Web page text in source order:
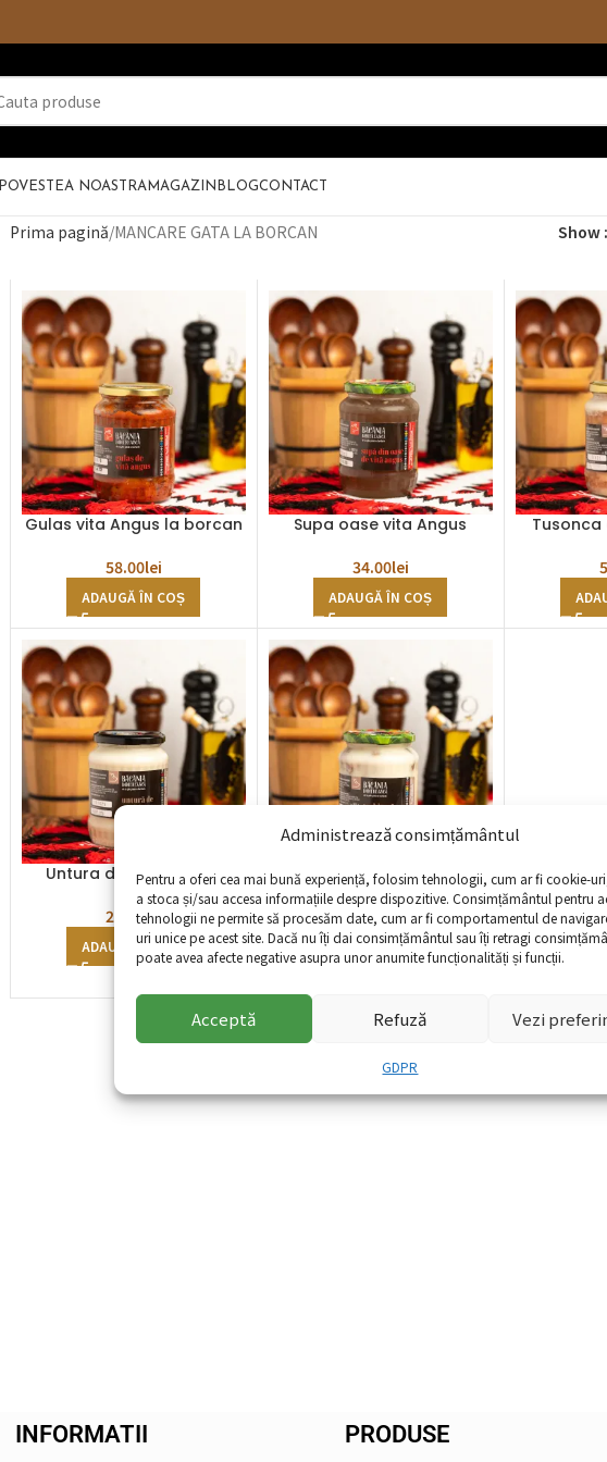
Administrează consimțământul
Pentru a oferi cea mai bună experiență, folosim tehnologii, cum ar fi cookie-
a stoca și/sau accesa informațiile despre dispozitive. Consimțământul pentru
tehnologii ne permite să procesăm date, cum ar fi comportamentul de
uri unice pe acest site. Dacă nu îți dai consimțământul sau îți retragi
poate avea afecte negative asupra unor anumite funcționalități și funcții.
Acceptă Refuză Vezi
GDPR
POVESTEA NOASTRA MAGAZIN BLOGCONTACT
Prima pagină MANCARE GATA LA BORCAN Show
Gulas vita Angus la borcan
58.00lei
ADAUGĂ ÎN COȘ
Supa oase vita Angus
34.00lei
ADAUGĂ ÎN COȘ
Tusonca
Untura de porc Bazna
29.00lei
ADAUGĂ ÎN COȘ
Tochitura la borcan
53.00lei
ADAUGĂ ÎN COȘ
INFORMATII PRODUSE